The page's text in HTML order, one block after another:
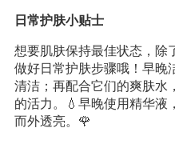
日常护肤小贴士
想要肌肤保持最佳状态，除
做好日常护肤步骤哦！早晚
清洁；再配合它们的爽肤水
的活力。💧早晚使用精华液
而外透亮。🌹